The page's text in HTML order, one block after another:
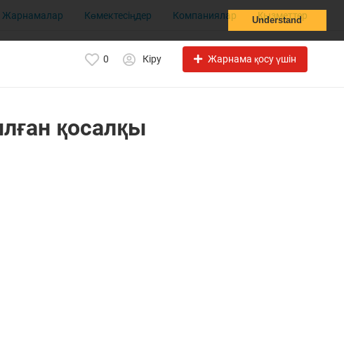
Understand
Жарнамалар Көмектесіңдер Компаниялар Қызметтер
0 Кіру Жарнама қосу үшін
қосалқы